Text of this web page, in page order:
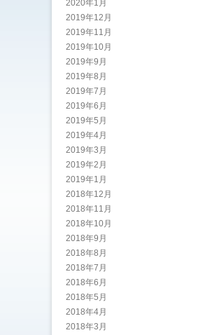
2020年1月
2019年12月
2019年11月
2019年10月
2019年9月
2019年8月
2019年7月
2019年6月
2019年5月
2019年4月
2019年3月
2019年2月
2019年1月
2018年12月
2018年11月
2018年10月
2018年9月
2018年8月
2018年7月
2018年6月
2018年5月
2018年4月
2018年3月